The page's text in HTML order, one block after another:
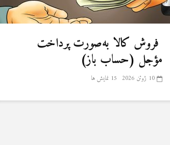
فروش کالا به‌صورت پرداخت
مؤجل (حساب باز)
10 ژوئن 2026 15 نمایش ها